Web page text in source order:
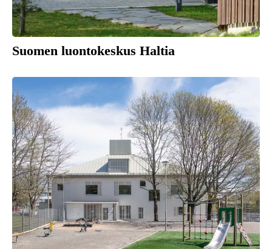
Suomen luontokeskus Haltia